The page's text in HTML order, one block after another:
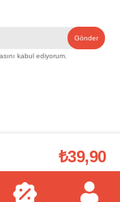
Gönder
kabul ediyorum.
. Tüm hakları saklıdır.
Web sitemizde yer alan
yazılı izni alınmadan
kopyalanması ve
Yasasına göre suçtur.
₺39,90